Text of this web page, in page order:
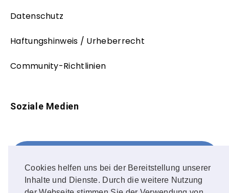
Cookies helfen uns bei der Bereitstellung unserer
Inhalte und Dienste. Durch die weitere Nutzung
Datenschutz
Haftungshinweis / Urheberrecht
Community-Richtlinien
Soziale Medien
FOLLOW ME!